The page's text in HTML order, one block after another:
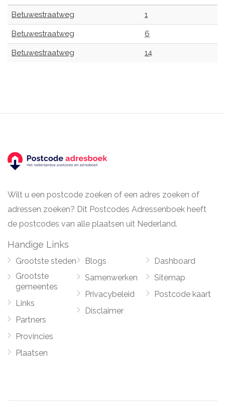
Betuwestraatweg 1
Betuwestraatweg 6
Betuwestraatweg 14
Wilt u een postcode zoeken of een adres zoeken of
adressen zoeken? Dit Postcodes Adressenboek heeft
de postcodes van alle plaatsen uit Nederland.
Handige Links
Grootste steden
Grootste
gemeentes
Links
Partners
Provincies
Plaatsen
Blogs
Samenwerken
Privacybeleid
Disclaimer
Dashboard
Sitemap
Postcode kaart